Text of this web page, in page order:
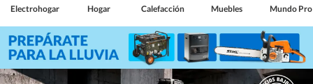
Electrohogar Hogar Calefacción Muebles Mundo Pro